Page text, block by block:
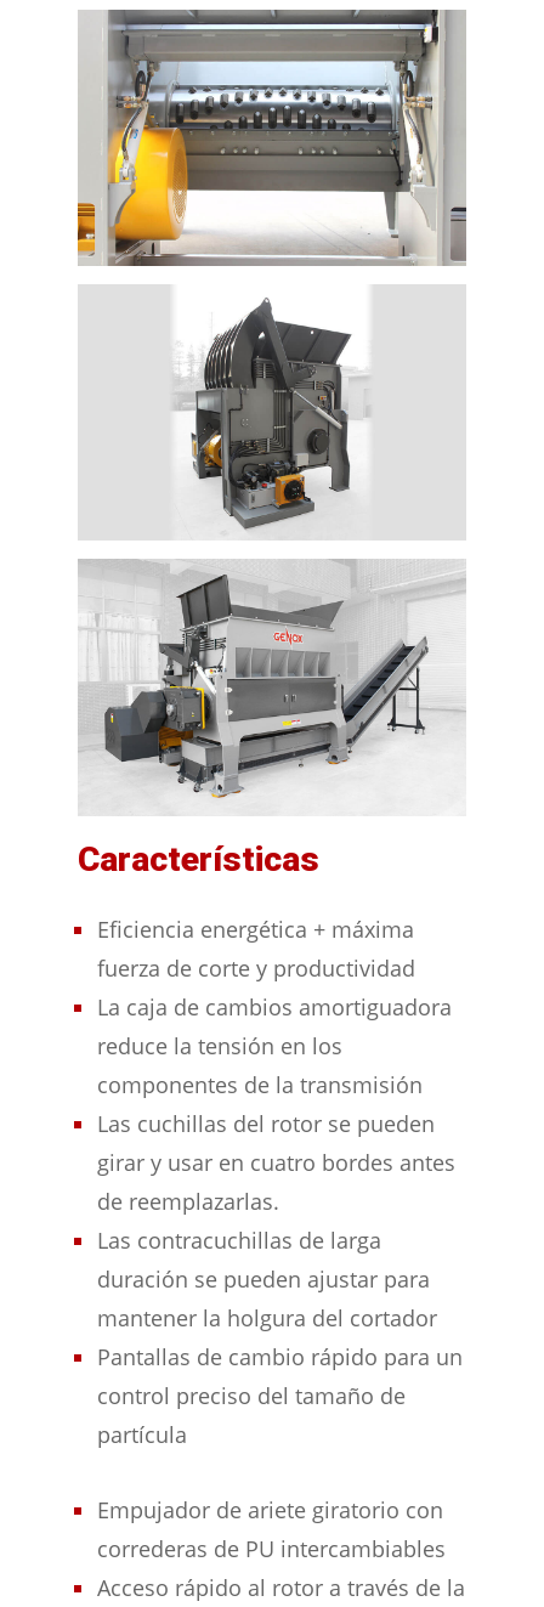
Características
Eficiencia energética + máxima
fuerza de corte y productividad
La caja de cambios amortiguadora
reduce la tensión en los
componentes de la transmisión
Las cuchillas del rotor se pueden
girar y usar en cuatro bordes antes
de reemplazarlas.
Las contracuchillas de larga
duración se pueden ajustar para
mantener la holgura del cortador
Pantallas de cambio rápido para un
control preciso del tamaño de
partícula
Empujador de ariete giratorio con
correderas de PU intercambiables
Acceso rápido al rotor a través de la